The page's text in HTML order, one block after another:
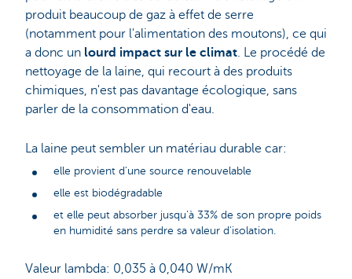
produit beaucoup de gaz à effet de serre
(notamment pour l'alimentation des moutons), ce qui
a donc un lourd impact sur le climat. Le procédé de
nettoyage de la laine, qui recourt à des produits
chimiques, n'est pas davantage écologique, sans
parler de la consommation d'eau.
La laine peut sembler un matériau durable car:
elle provient d'une source renouvelable
elle est biodégradable
et elle peut absorber jusqu'à 33% de son propre poids
en humidité sans perdre sa valeur d'isolation.
Valeur lambda: 0,035 à 0,040 W/mK